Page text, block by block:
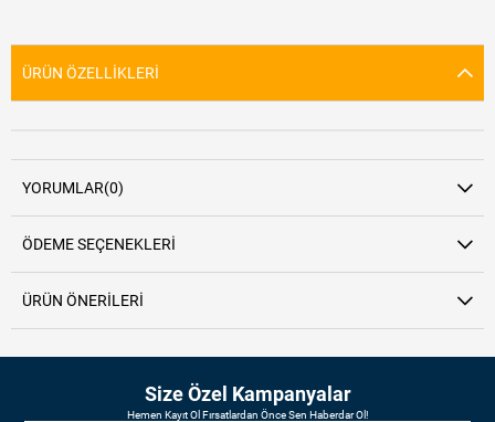
ÜRÜN ÖZELLIKLERI
YORUMLAR(0)
ÖDEME SEÇENEKLERI
ÜRÜN ÖNERILERI
Size Özel Kampanyalar
Hemen Kayıt Ol Fırsatlardan Önce Sen Haberdar Ol!